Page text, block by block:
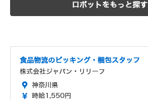
ロボットをもっと探す
食品物流のピッキング・梱包スタッフ
株式会社ジャパン・リリーフ
神奈川県
時給1,550円